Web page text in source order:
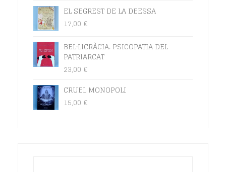
EL SEGREST DE LA DEESSA
17,00 €
BEL·LICRÀCIA. PSICOPATIA DEL
PATRIARCAT
23,00 €
CRUEL MONOPOLI
15,00 €